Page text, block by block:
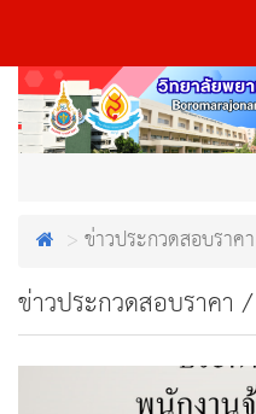
ข่าวประกวดสอบราค
ข่าวประกวดสอบราคา